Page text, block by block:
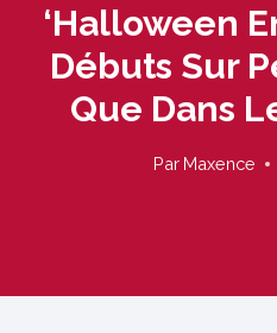
‘Halloween
Débuts Sur
Que Dans
Par Maxence